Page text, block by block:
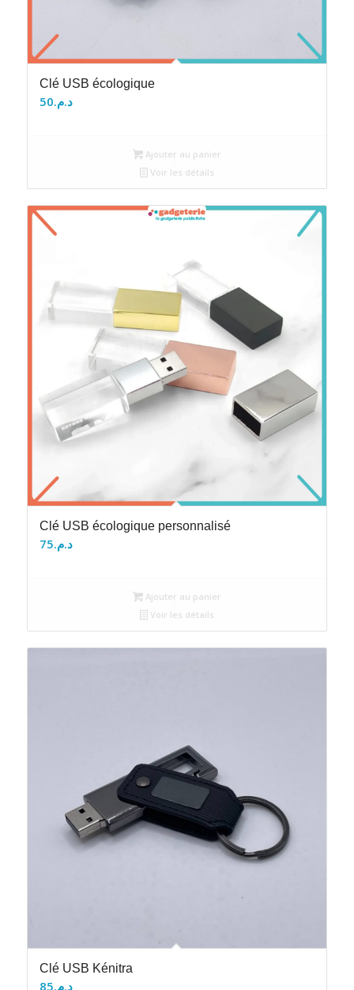
Clé USB écologique
د.م.50
Ajouter au panier
Voir les détails
Clé USB écologique personnalisé
د.م.75
Ajouter au panier
Voir les détails
Clé USB Kénitra
د.م.85